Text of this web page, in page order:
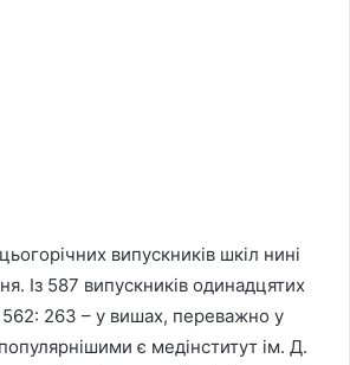
випускників шкіл нині
Із 587 випускників одинадцятих
562: 263 – у вишах, переважно у
є медінститут ім. Д.